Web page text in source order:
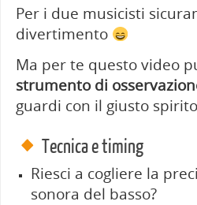
Per i due musicisti
divertimento
Ma per te questo video
strumento di
guardi con il giusto
Tecnica e timing
Riesci a cogliere la
sonora del basso?